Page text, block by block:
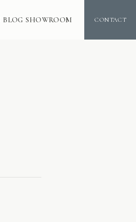
BLOG SHOWROOM CONTACT